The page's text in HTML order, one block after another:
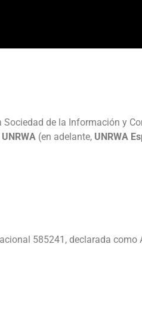
de la Información y
(en adelante, UNRWA
585241, declarada